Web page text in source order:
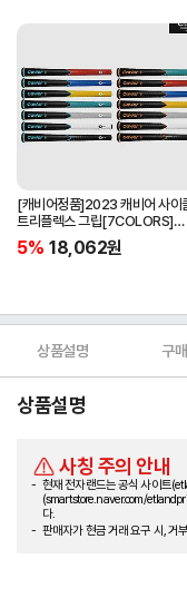
[캐비어정품]2023 캐비어 사이
트리플렉스 그립[7COLORS]
[라운드][39g/42g/46g/50g]
[R/S 토크]
5% 18,062원
상품설명 구
상품설명
사칭 주의 안내
현재 전자랜드는 공식 사이트
(smartstore.naver.com/
다.
판매자가 현금 거래 요구 시, 거